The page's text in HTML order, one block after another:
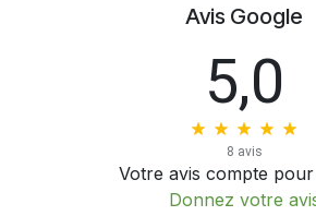
Avis Google
5,0
8 avis
Votre avis compte
Donnez votre